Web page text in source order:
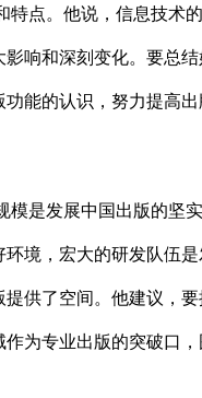
点。他说，信息技术
响和深刻变化。要总
能的认识，努力提高
是发展中国出版的坚
境，宏大的研发队伍
供了空间。他建议，
为专业出版的突破口